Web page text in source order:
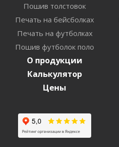
Пошив толстовок
Печать на бейсболках
Печать на футболках
Пошив футболок поло
О продукции
Калькулятор
Цены